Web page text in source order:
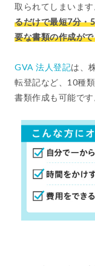
取られてしまいます
るだけで最短7分・
要な書類の作成が
GVA 法人登記は、
転登記など、10種
書類作成も可能です